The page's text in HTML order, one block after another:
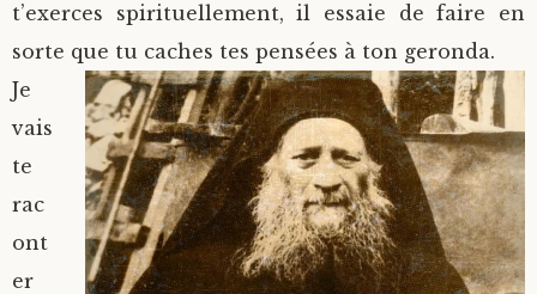
t’exerces spirituellement, il essaie de faire en
sorte que tu caches tes pensées à ton geronda.
Je
vais
te
rac
ont
er